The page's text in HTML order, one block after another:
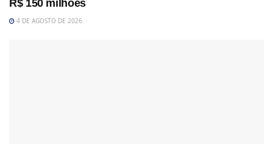
R$ 150 milhões
4 DE AGOSTO DE 2026